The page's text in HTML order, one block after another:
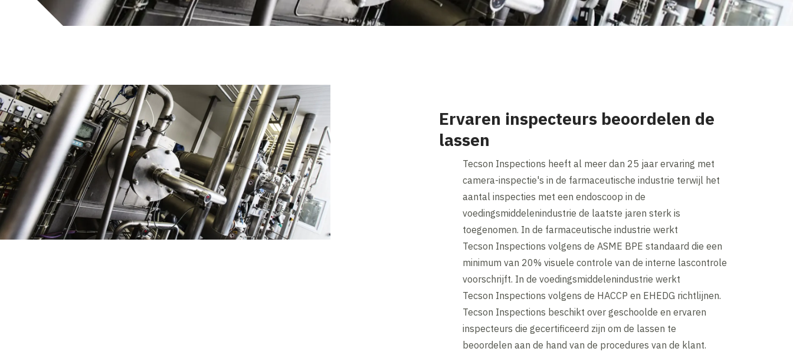
Ervaren inspecteurs beoordelen de
lassen
Tecson Inspections heeft al meer dan 25 jaar ervaring met
camera-inspectie's in de farmaceutische industrie terwijl het
aantal inspecties met een endoscoop in de
voedingsmiddelenindustrie de laatste jaren sterk is
toegenomen. In de farmaceutische industrie werkt
Tecson Inspections volgens de ASME BPE standaard die een
minimum van 20% visuele controle van de interne lascontrole
voorschrijft. In de voedingsmiddelenindustrie werkt
Tecson Inspections volgens de HACCP en EHEDG richtlijnen.
Tecson Inspections beschikt over geschoolde en ervaren
inspecteurs die gecertificeerd zijn om de lassen te
beoordelen aan de hand van de procedures van de klant.